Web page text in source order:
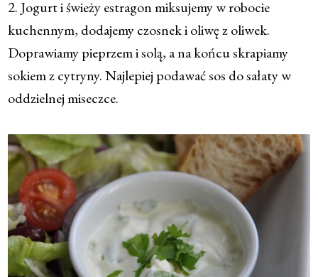
2. Jogurt i świeży estragon miksujemy w robocie
kuchennym, dodajemy czosnek i oliwę z oliwek.
Doprawiamy pieprzem i solą, a na końcu skrapiamy
sokiem z cytryny. Najlepiej podawać sos do sałaty w
oddzielnej miseczce.